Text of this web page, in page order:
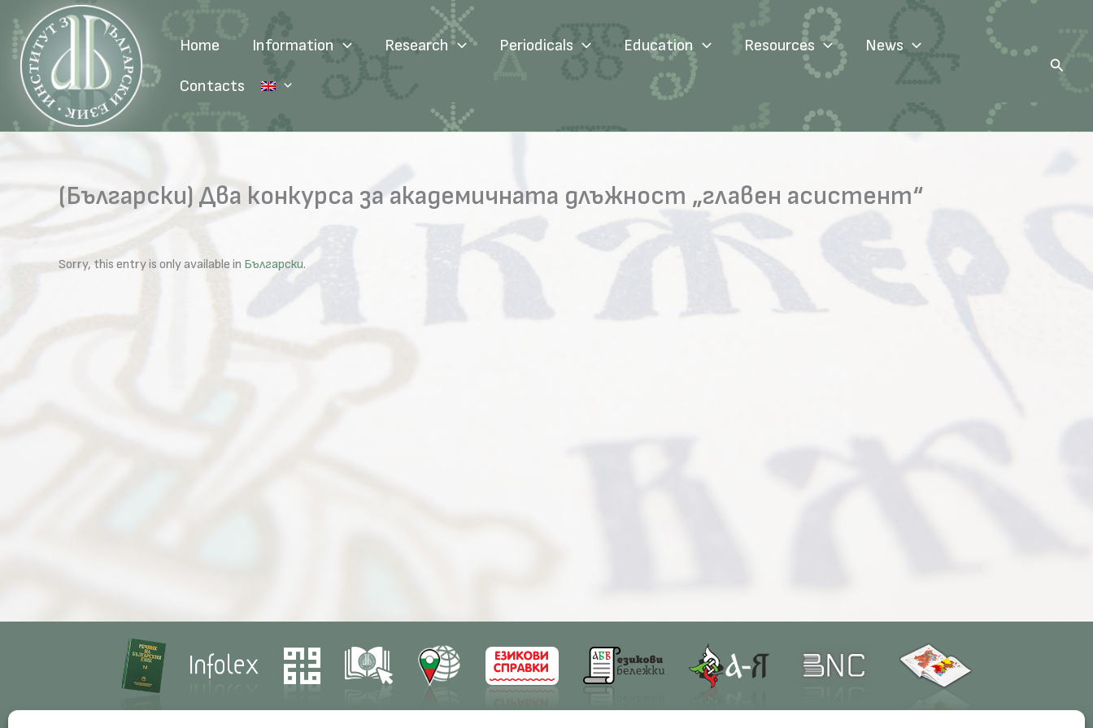
content
Home Information Research Periodicals Education Resources News
Contacts
Search
(Български) Два конкурса за академичната длъжност „главен асистент“
Sorry, this entry is only available in Български.